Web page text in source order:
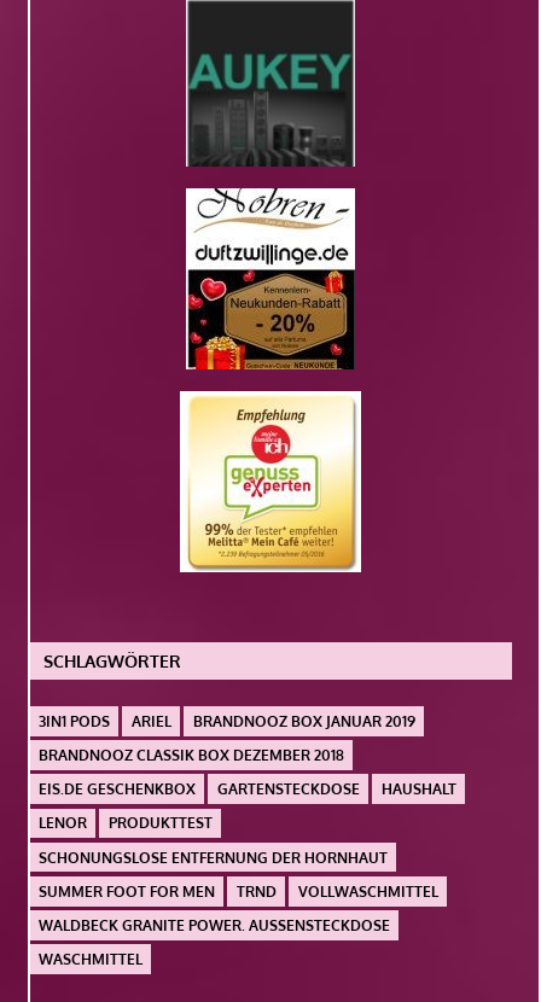
SCHLAGWÖRTER
3IN1 PODS ARIEL
BRANDNOOZ BOX JANUAR 2019
BRANDNOOZ CLASSIK BOX DEZEMBER 2018
EIS.DE GESCHENKBOX
GARTENSTECKDOSE
HAUSHALT
LENOR
PRODUKTTEST
SCHONUNGSLOSE ENTFERNUNG DER HORNHAUT
SUMMER FOOT FOR MEN
TRND
VOLLWASCHMITTEL
WALDBECK GRANITE POWER. AUSSENSTECKDOSE
WASCHMITTEL